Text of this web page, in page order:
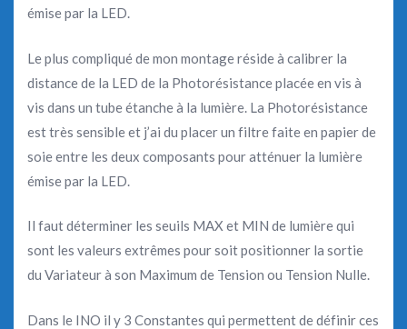
émise par la LED.
Le plus compliqué de mon montage réside à calibrer la
distance de la LED de la Photorésistance placée en vis à
vis dans un tube étanche à la lumière. La Photorésistance
est très sensible et j’ai du placer un filtre faite en papier de
soie entre les deux composants pour atténuer la lumière
émise par la LED.
Il faut déterminer les seuils MAX et MIN de lumière qui
sont les valeurs extrêmes pour soit positionner la sortie
du Variateur à son Maximum de Tension ou Tension Nulle.
Dans le INO il y 3 Constantes qui permettent de définir ces